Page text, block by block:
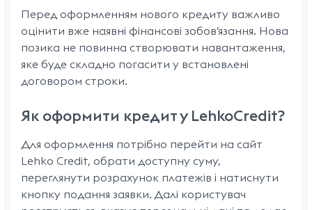
Перед оформленням нового кредиту важливо
оцінити вже наявні фінансові зобов’язання. Нова
позика не повинна створювати навантаження,
яке буде складно погасити у встановлені
договором строки.
Як оформити кредит у LehkoCredit?
Для оформлення потрібно перейти на сайт
Lehko Credit, обрати доступну суму,
переглянути розрахунок платежів і натиснути
кнопку подання заявки. Далі користувач